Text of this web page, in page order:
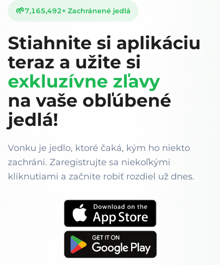
🌱7,165,492+ Zachránené jedlá
Stiahnite si aplikáciu
teraz a užite si
exkluzívne zľavy
na vaše obľúbené
jedlá!
Vonku je jedlo, ktoré čaká, kým ho niekto
zachráni. Zaregistrujte sa niekoľkými
kliknutiami a začnite robiť rozdiel už dnes.